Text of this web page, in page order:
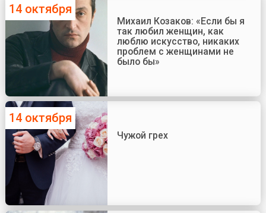
14 октября
Михаил Козаков: «Если бы я
так любил женщин, как
люблю искусство, никаких
проблем с женщинами не
было бы»
14 октября
Чужой грех